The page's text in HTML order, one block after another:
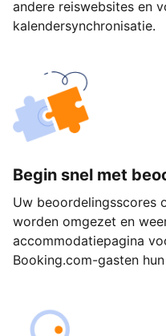
andere reiswebsites en
kalendersynchronisatie.
Begin snel met
Uw beoordelingsscores
worden omgezet en
accommodatiepagina
Booking.com-gasten